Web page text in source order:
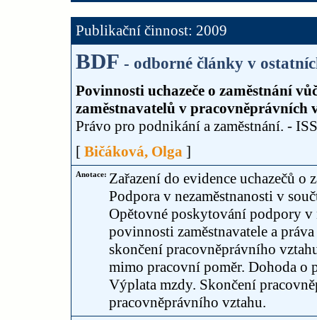
Publikační činnost: 2009
BDF - odborné články v
Povinnosti uchazeče o zaměstnání
zaměstnavatelů v pracovněprávních
Právo pro podnikání a zaměstnání. -
[ Bičáková, Olga ]
Anotace: Zařazení do evidence uchazečů o
Podpora v nezaměstnanosti v
Opětovné poskytování podpory v
povinnosti zaměstnavatele a
skončení pracovněprávního
mimo pracovní poměr. Dohoda o
Výplata mzdy. Skončení
pracovněprávního vztahu.